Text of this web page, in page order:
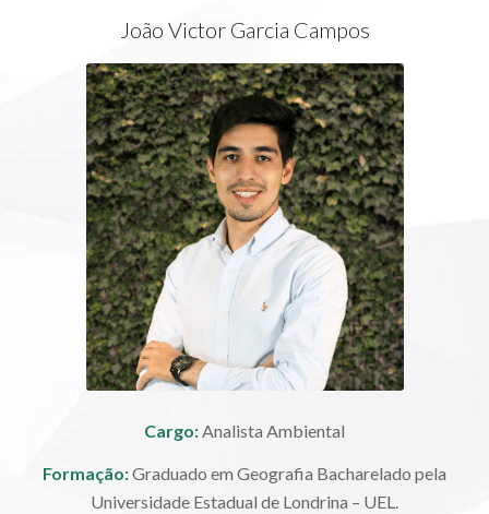
João Victor Garcia Campos
Cargo: Analista Ambiental
Formação:Graduado em Geografia Bacharelado pela
Universidade Estadual de Londrina – UEL.